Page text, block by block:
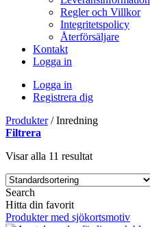
Regler och Villkor
Integritetspolicy
Återförsäljare
Kontakt
Logga in
Logga in
Registrera dig
Produkter /Inredning
Filtrera
Visar alla 11 resultat
Search
Hitta din favorit
Produkter med sjökortsmotiv